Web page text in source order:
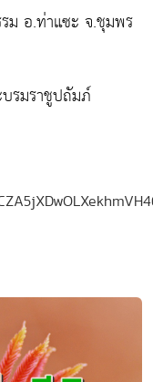
อ.ท่าแซะ จ.ชุมพร
รมราชูปถัมภ์